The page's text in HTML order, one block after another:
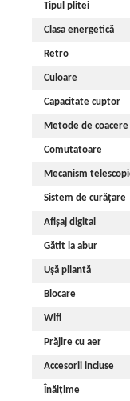
Tipul plitei
Clasa energetică
Retro
Culoare
Capacitate cuptor
Metode de coacere
Comutatoare
Mecanism
Sistem de curățare
Afișaj digital
Gătit la abur
Ușă pliantă
Blocare
Wifi
Prăjire cu aer
Accesorii incluse
Înălțime